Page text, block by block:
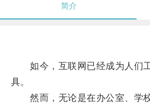
简介
如今，互联网已经成为人们
具。
然而，无论是在办公室、学